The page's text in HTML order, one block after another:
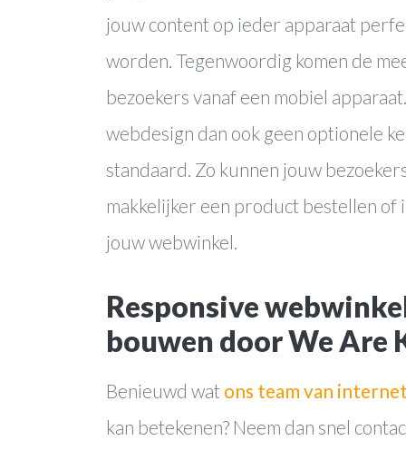
jouw content op ieder apparaat
worden. Tegenwoordig komen de
bezoekers vanaf een mobiel
webdesign dan ook geen optionele
standaard. Zo kunnen jouw
makkelijker een product bestellen of
jouw webwinkel.
Responsive
bouwen door We Are
Benieuwd wat ons team van
kan betekenen? Neem dan snel